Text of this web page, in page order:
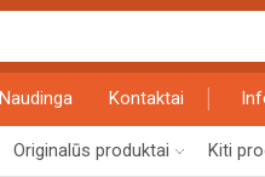
input
Naudinga Kontaktai
Originalūs produktai Kiti